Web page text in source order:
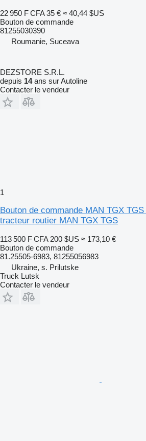
22 950 F CFA 35 € ≈ 40,44 $US
Bouton de commande
81255030390
Roumanie, Suceava
DEZSTORE S.R.L.
depuis 14ans sur Autoline
Contacter le vendeur
1
Bouton de commande MAN TGX
tracteur routier MAN TGX TGS
113 500 F CFA 200 $US ≈ 173,10 €
Bouton de commande
81.25505-6983, 81255056983
Ukraine, s. Prilutske
Truck Lutsk
Contacter le vendeur